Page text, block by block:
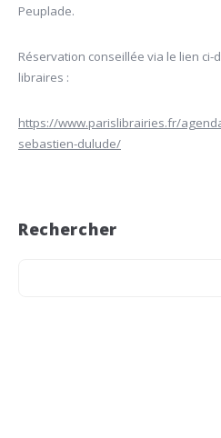
Peuplade.
Réservation conseillée via le lien
libraires :
https://www.parislibrairies.fr/
sebastien-dulude/
Rechercher